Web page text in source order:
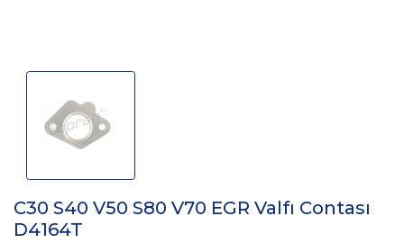
C30 S40 V50 S80 V70 EGR Valfı Contası
D4164T